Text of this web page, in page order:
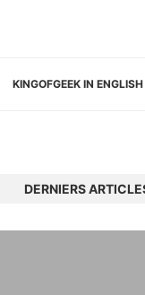
KINGOFGEEK IN ENGLISH
DERNIERS